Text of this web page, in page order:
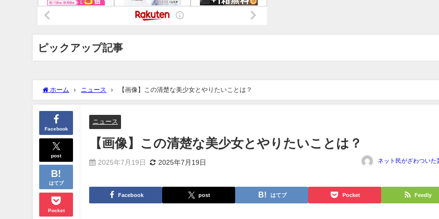
ピックアップ記事
ホーム ニュース 【画像】この清楚な美少女とやりたいことは？
Facebook
post
はてブ
Pocket
ニュース
【画像】この清楚な美少女とやりたいことは？
2025年7月19日 2025年7月19日 ネット民がざわついた
Facebook post はてブ Pocket Feedly